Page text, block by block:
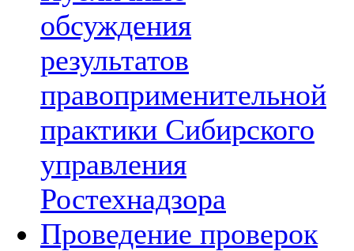
обсуждения
результатов
правоприменительной
практики Сибирского
управления
Ростехнадзора
Проведение проверок